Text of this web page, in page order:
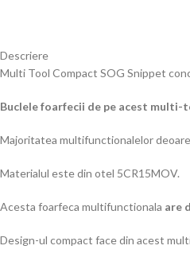
Descriere
Multi Tool Compact SOG Snippet
Buclele foarfecii de pe acest
Majoritatea multifunctionalelor
Materialul este din otel 5CR15MOV.
Acesta foarfeca multifunctionala are
Design-ul compact face din acest